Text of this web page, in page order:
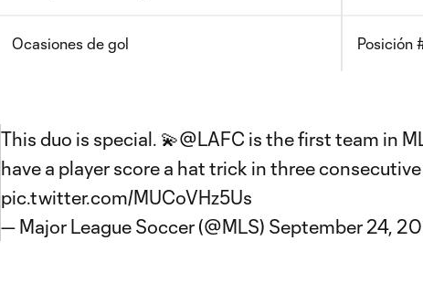
Ocasiones de gol Posición
This duo is special. 💫@LAFC is the first team in
have a player score a hat trick in three
pic.twitter.com/MUCoVHz5Us
— Major League Soccer (@MLS) September 24,